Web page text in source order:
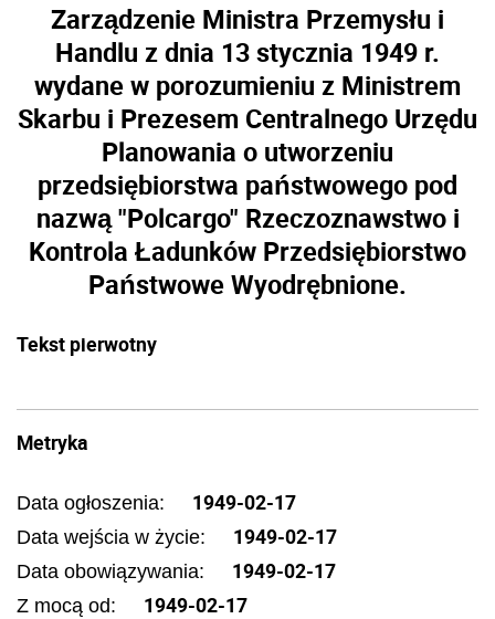
Zarządzenie Ministra Przemysłu i
Handlu z dnia 13 stycznia 1949 r.
wydane w porozumieniu z Ministrem
Skarbu i Prezesem Centralnego Urzędu
Planowania o utworzeniu
przedsiębiorstwa państwowego pod
nazwą "Polcargo" Rzeczoznawstwo i
Kontrola Ładunków Przedsiębiorstwo
Państwowe Wyodrębnione.
Tekst pierwotny
Metryka
Data ogłoszenia: 1949-02-17
Data wejścia w życie: 1949-02-17
Data obowiązywania: 1949-02-17
Z mocą od: 1949-02-17